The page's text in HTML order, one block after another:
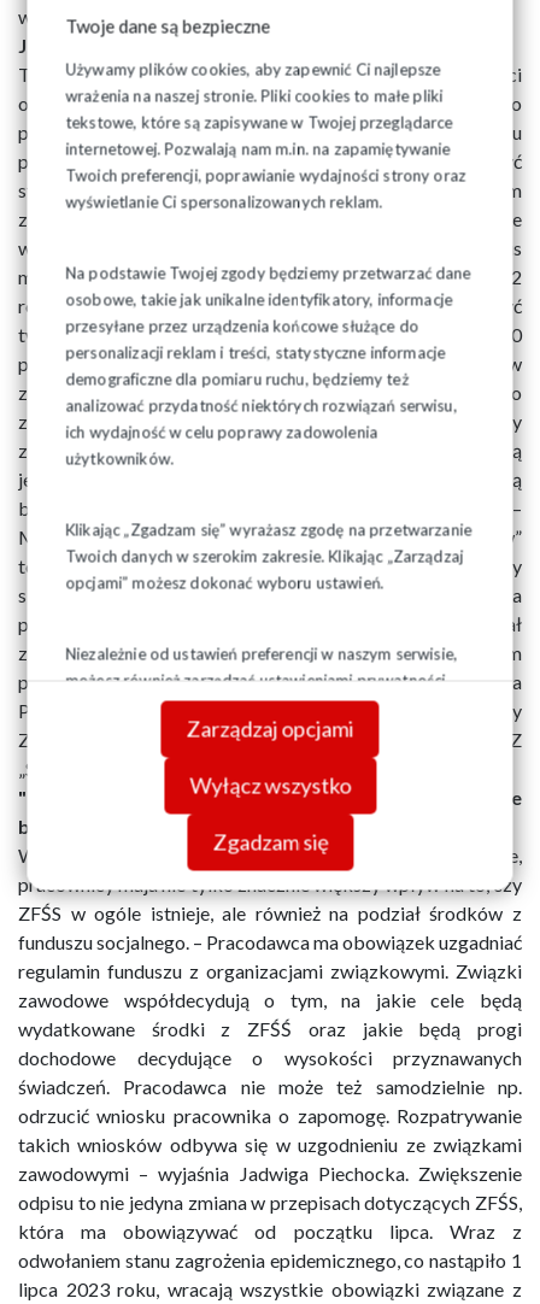
Twoje dane są bezpieczne
Używamy plików cookies, aby zapewnić Ci najlepsze
wrażenia na naszej stronie. Pliki cookies to małe pliki
tekstowe, które są zapisywane w Twojej przeglądarce
internetowej. Pozwalają nam m.in. na zapamiętywanie
Twoich preferencji, poprawianie wydajności strony oraz
wyświetlanie Ci spersonalizowanych reklam.
Na podstawie Twojej zgody będziemy przetwarzać dane
osobowe, takie jak unikalne identyfikatory, informacje
przesyłane przez urządzenia końcowe służące do
personalizacji reklam i treści, statystyczne informacje
demograficzne dla pomiaru ruchu, będziemy też
analizować przydatność niektórych rozwiązań serwisu,
ich wydajność w celu poprawy zadowolenia
użytkowników.
Klikając „Zgadzam się” wyrażasz zgodę na przetwarzanie
Twoich danych w szerokim zakresie. Klikając „Zarządzaj
opcjami” możesz dokonać wyboru ustawień.
Niezależnie od ustawień preferencji w naszym serwisie,
możesz również zarządzać ustawieniami prywatności
swojej przeglądarki. Więcej informacji o przetwarzaniu
danych znajdziesz wPolityce prywatności.
Zarządzaj opcjami
Wyłącz wszystko
Zgadzam się
wynagrodzenie z lat poprzednich.
Jak wzrośnie wysokość odpisu
Tak np. do lipca 2023 roku podstawą wyliczenia wysokości
odpisu na ZFŚS było średnie wynagrodzenie z drugiego
półrocza 2019 roku. Dzięki porozumieniu podpisanemu
przez „Solidarność” z rządem odpis na fundusz ma być
stopniowo odmrażany, co od dawna było postulatem
związku. Od 1 lipca podstawą odpisu ma być przeciętne
wynagrodzenie z 2021 roku. Z kolei w przyszłym roku odpis
ma być liczony według średniego wynagrodzenia z 2022
roku. Choć fundusz socjalny zgodnie z przepisami musi być
tworzony w firmach zatrudniających powyżej 50
pracowników to w zakładach, gdzie nie ma związków
zawodowych, pracodawca może go bardzo łatwo
zlikwidować. Wówczas do rezygnacji z funduszu wystarczy
zgoda „przedstawicieli pracowników”. Przepisy nie regulują
jednak precyzyjnie, w jaki sposób owi „przedstawiciele” mają
być wyłaniani, co często prowadzi do kuriozalnych sytuacji. –
Mieliśmy przypadki, gdzie ci „przedstawiciele pracowników”
to były osoby zupełnie nieznane pracownikom. Spotkaliśmy
się też np. z sytuacją, w której pracodawca zatrudniał na
początek jednego pracownika i wiedząc, że będzie rozwijał
zatrudnienie, podpisywał z tym jednym pracownikiem
porozumienie o nietworzeniu funduszu – mówi Jadwiga
Piechocka, ekspertka z Biura Szkoleń i Współpracy
Zagranicznej Zarządu Regionu Śląsko-Dąbrowskiego NSZZ
„Solidarność”.
"Związki zawodowe współdecydują o tym, na jakie cele
będą wydatkowane środki z ZFŚŚ"
W zakładach, w których działają związki zawodowe,
pracownicy maja nie tylko znacznie większy wpływ na to, czy
ZFŚS w ogóle istnieje, ale również na podział środków z
funduszu socjalnego. – Pracodawca ma obowiązek uzgadniać
regulamin funduszu z organizacjami związkowymi. Związki
zawodowe współdecydują o tym, na jakie cele będą
wydatkowane środki z ZFŚŚ oraz jakie będą progi
dochodowe decydujące o wysokości przyznawanych
świadczeń. Pracodawca nie może też samodzielnie np.
odrzucić wniosku pracownika o zapomogę. Rozpatrywanie
takich wniosków odbywa się w uzgodnieniu ze związkami
zawodowymi – wyjaśnia Jadwiga Piechocka. Zwiększenie
odpisu to nie jedyna zmiana w przepisach dotyczących ZFŚS,
która ma obowiązywać od początku lipca. Wraz z
odwołaniem stanu zagrożenia epidemicznego, co nastąpiło 1
lipca 2023 roku, wracają wszystkie obowiązki związane z